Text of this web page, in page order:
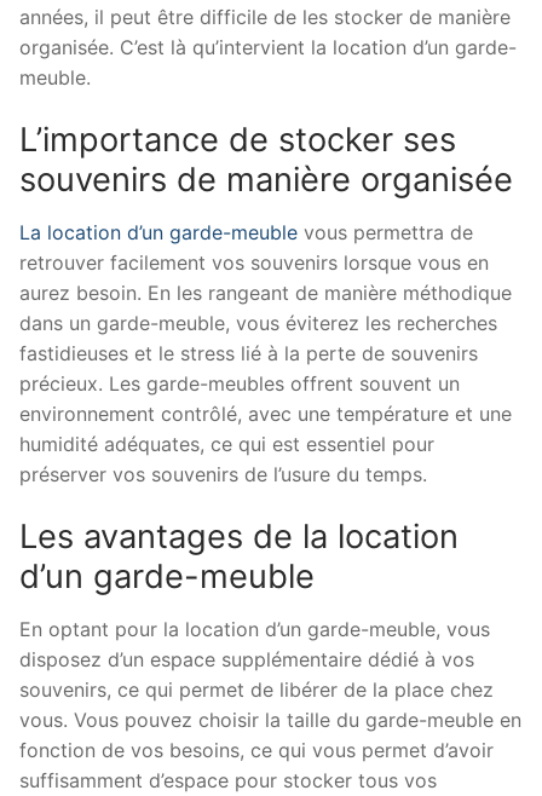
années, il peut être difficile de les stocker de manière
organisée. C’est là qu’intervient la location d’un garde-
meuble.
L’importance de stocker ses
souvenirs de manière organisée
La location d’un garde-meuble vous permettra de
retrouver facilement vos souvenirs lorsque vous en
aurez besoin. En les rangeant de manière méthodique
dans un garde-meuble, vous éviterez les recherches
fastidieuses et le stress lié à la perte de souvenirs
précieux. Les garde-meubles offrent souvent un
environnement contrôlé, avec une température et une
humidité adéquates, ce qui est essentiel pour
préserver vos souvenirs de l’usure du temps.
Les avantages de la location
d’un garde-meuble
En optant pour la location d’un garde-meuble, vous
disposez d’un espace supplémentaire dédié à vos
souvenirs, ce qui permet de libérer de la place chez
vous. Vous pouvez choisir la taille du garde-meuble en
fonction de vos besoins, ce qui vous permet d’avoir
suffisamment d’espace pour stocker tous vos